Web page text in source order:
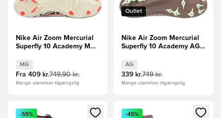
Nike Air Zoom Mercurial
Superfly 10 Academy MG
Bordeaux/Sølv/Rød/Grå
MG
Fra 409 kr.749,90 kr.
Mange størrelser tilgængelig
Outlet
Nike Air Zoom Mercurial
Superfly 10 Academy AG
Brun/Sølv
AG
339 kr.749 kr.
Mange størrelser tilgængelig
Åbner en Modal til at logge ind eller tilmelde dig som
-55%
Åbner en Modal til at logge
-45%